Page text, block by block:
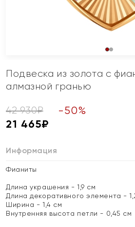
Подвеска из золота с
алмазной гранью
42 930₽ -50%
21 465₽
Информация
Фианиты
Длина украшения - 1,9 см
Длина декоративного элемента -
Ширина - 1,4 см
Внутренняя высота петли - 0,45 см